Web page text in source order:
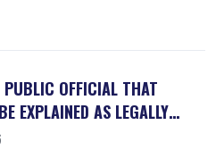
PUBLIC OFFICIAL THAT
EXPLAINED AS LEGALLY